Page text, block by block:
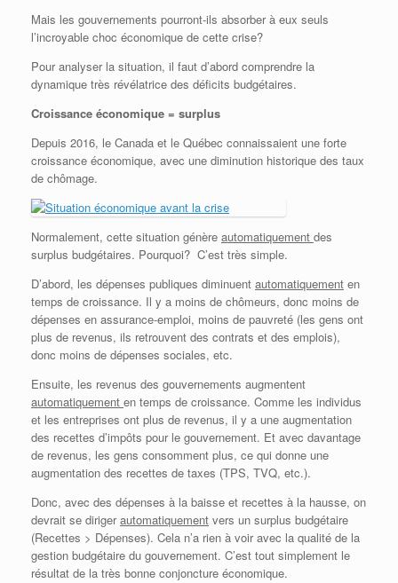
Mais les gouvernements pourront-ils absorber à eux seuls
l’incroyable choc économique de cette crise?
Pour analyser la situation, il faut d’abord comprendre la
dynamique très révélatrice des déficits budgétaires.
Croissance économique = surplus
Depuis 2016, le Canada et le Québec connaissaient une forte
croissance économique, avec une diminution historique des taux
de chômage.
Normalement, cette situation génère automatiquement des
surplus budgétaires. Pourquoi? C’est très simple.
D’abord, les dépenses publiques diminuent automatiquement en
temps de croissance. Il y a moins de chômeurs, donc moins de
dépenses en assurance-emploi, moins de pauvreté (les gens ont
plus de revenus, ils retrouvent des contrats et des emplois),
donc moins de dépenses sociales, etc.
Ensuite, les revenus des gouvernements augmentent
automatiquement en temps de croissance. Comme les individus
et les entreprises ont plus de revenus, il y a une augmentation
des recettes d’impôts pour le gouvernement. Et avec davantage
de revenus, les gens consomment plus, ce qui donne une
augmentation des recettes de taxes (TPS, TVQ, etc.).
Donc, avec des dépenses à la baisse et recettes à la hausse, on
devrait se dirigerautomatiquement vers un surplus budgétaire
(Recettes > Dépenses). Cela n’a rien à voir avec la qualité de la
gestion budgétaire du gouvernement. C’est tout simplement le
résultat de la très bonne conjoncture économique.